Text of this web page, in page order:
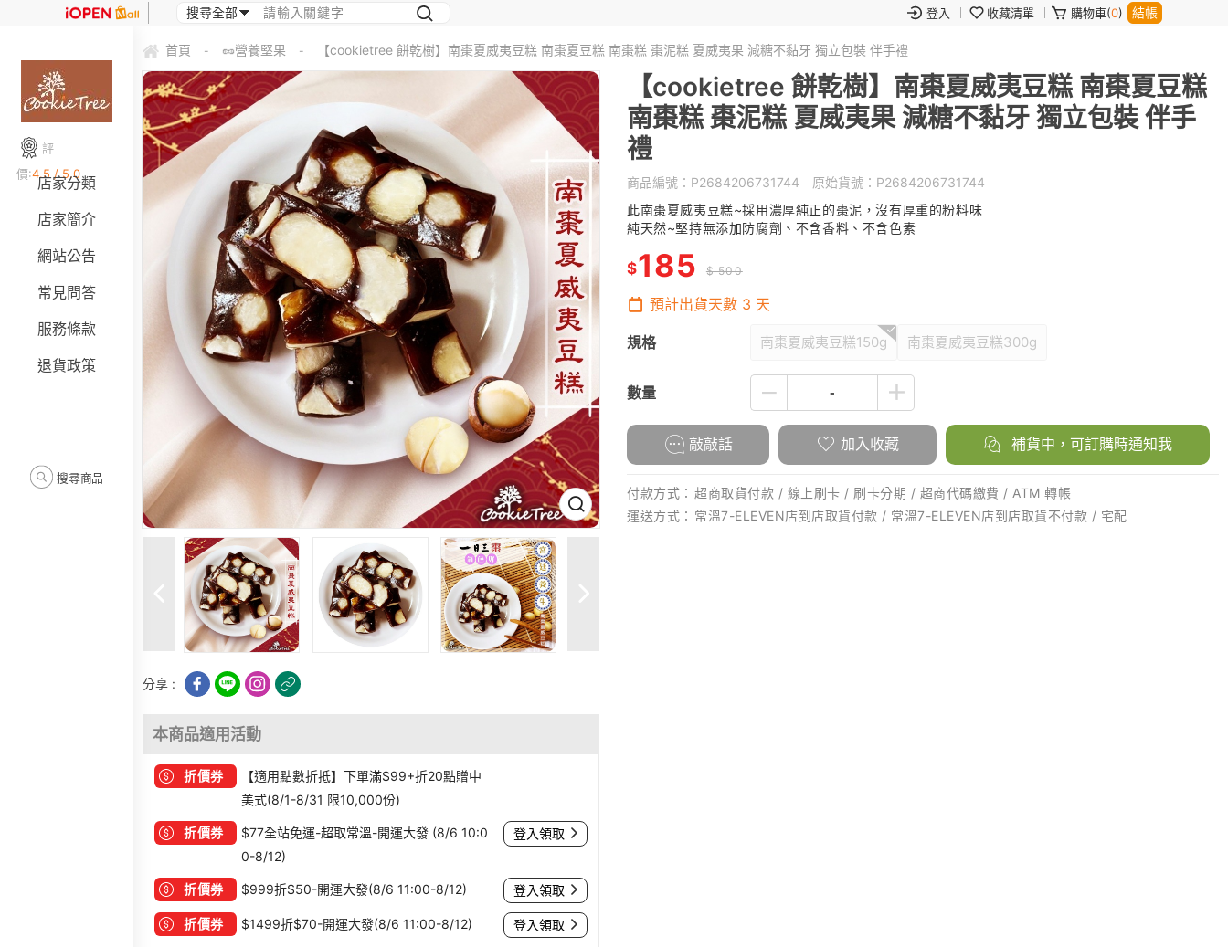
登入 收藏清單 購物車(0) 結帳
評
價:4.5 / 5.0
搜尋商品
店家分類
店家簡介
網站公告
常見問答
服務條款
退貨政策
首頁 - 🥜營養堅果 - 【cookietree 餅乾樹】南棗夏威夷豆糕 南棗夏豆糕 南棗糕 棗泥糕 夏威夷果 減糖不黏牙 獨立包裝 伴手禮
分享 :
本商品適用活動
折價券
【適用點數折抵】下單滿$99+折20點贈中
美式(8/1-8/31 限10,000份)
折價券
$77全站免運-超取常溫-開運大發 (8/6 10:0
0-8/12)
登入領取
折價券 $999折$50-開運大發(8/6 11:00-8/12) 登入領取
折價券 $1499折$70-開運大發(8/6 11:00-8/12) 登入領取
【cookietree 餅乾樹】南棗夏威夷豆糕 南棗夏豆糕
南棗糕 棗泥糕 夏威夷果 減糖不黏牙 獨立包裝 伴手
禮
商品編號： P2684206731744 原始貨號： P2684206731744
此南棗夏威夷豆糕~採用濃厚純正的棗泥，沒有厚重的粉料味
純天然~堅持無添加防腐劑、不含香料、不含色素
$185 $ 500
預計出貨天數 3 天
規格 南棗夏威夷豆糕150g 南棗夏威夷豆糕300g
數量
敲敲話 加入收藏 補貨中，可訂購時通知我
付款方式： 超商取貨付款 / 線上刷卡 / 刷卡分期 / 超商代碼繳費 / ATM 轉帳
運送方式： 常溫7-ELEVEN店到店取貨付款 / 常溫7-ELEVEN店到店取貨不付款 / 宅配